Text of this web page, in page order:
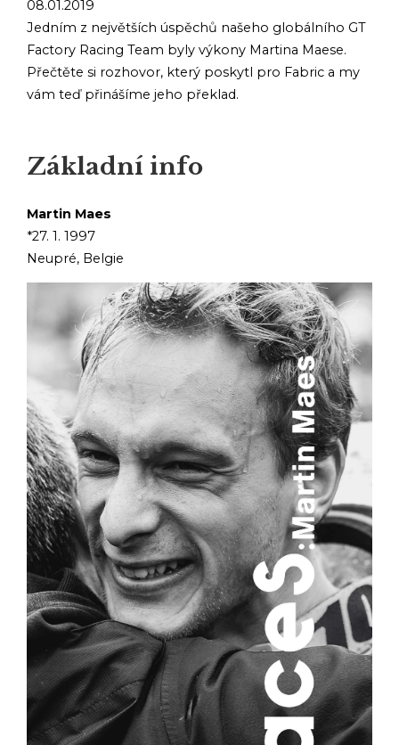
08.01.2019
Jedním z největších úspěchů našeho globálního GT
Factory Racing Team byly výkony Martina Maese.
Přečtěte si rozhovor, který poskytl pro Fabric a my
vám teď přinášíme jeho překlad.
Základní info
Martin Maes
*27. 1. 1997
Neupré, Belgie